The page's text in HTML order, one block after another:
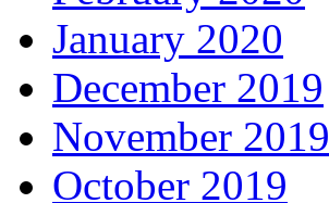
January 2020
December 2019
November 2019
October 2019